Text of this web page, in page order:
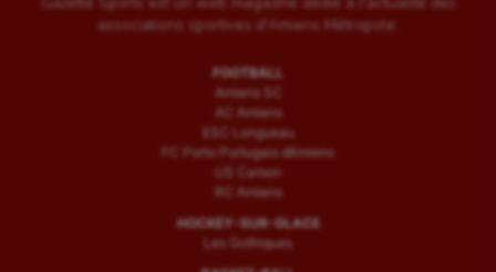
Wakeboard
associations sportives d'Amiens Métropole.
FOOTBALL
Amiens SC
AC Amiens
ESC Longueau
FC Porto Portugais d’Amiens
US Camon
RC Amiens
HOCKEY-SUR-GLACE
Les Gothiques